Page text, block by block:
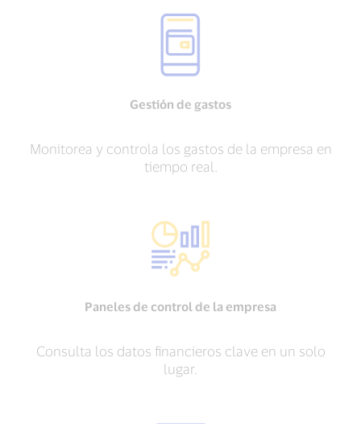
Gestión de gastos
Monitorea y controla los gastos de la empresa en
tiempo real.
Paneles de control de la empresa
Consulta los datos financieros clave en un solo
lugar.